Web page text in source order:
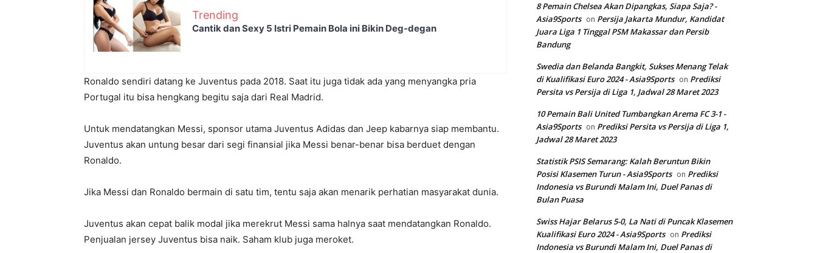
Trending
Cantik dan Sexy 5 Istri Pemain Bola ini Bikin Deg-degan
Ronaldo sendiri datang ke Juventus pada 2018. Saat itu juga tidak ada yang menyangka pria
Portugal itu bisa hengkang begitu saja dari Real Madrid.
Untuk mendatangkan Messi, sponsor utama Juventus Adidas dan Jeep kabarnya siap membantu.
Juventus akan untung besar dari segi finansial jika Messi benar-benar bisa berduet dengan
Ronaldo.
Jika Messi dan Ronaldo bermain di satu tim, tentu saja akan menarik perhatian masyarakat dunia.
Juventus akan cepat balik modal jika merekrut Messi sama halnya saat mendatangkan Ronaldo.
Penjualan jersey Juventus bisa naik. Saham klub juga meroket.
8 Pemain Chelsea Akan Dipangkas, Siapa Saja? -
Asia9Sports on Persija Jakarta Mundur, Kandidat
Juara Liga 1 Tinggal PSM Makassar dan Persib
Bandung
Swedia dan Belanda Bangkit, Sukses Menang Telak
di Kualifikasi Euro 2024 - Asia9Sports on Prediksi
Persita vs Persija di Liga 1, Jadwal 28 Maret 2023
10 Pemain Bali United Tumbangkan Arema FC 3-1 -
Asia9Sports on Prediksi Persita vs Persija di Liga 1,
Jadwal 28 Maret 2023
Statistik PSIS Semarang: Kalah Beruntun Bikin
Posisi Klasemen Turun - Asia9Sports on Prediksi
Indonesia vs Burundi Malam Ini, Duel Panas di
Bulan Puasa
Swiss Hajar Belarus 5-0, La Nati di Puncak Klasemen
Kualifikasi Euro 2024 - Asia9Sports on Prediksi
Indonesia vs Burundi Malam Ini, Duel Panas di